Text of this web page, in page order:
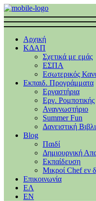
Αρχική
ΚΔΑΠ
Σχετικά με εμάς
ΕΣΠΑ
Εσωτερικός
Εκπαιδ. Προγράμματα
Εργαστήρια
Εργ. Ρομποτικής
Αναγνωστήριο
Summer Fun
Δανειστική
Blog
Παιδί
Δημιουργική
Εκπαίδευση
Μικροί Chef εν
Επικοινωνία
ΕΛ
EΝ